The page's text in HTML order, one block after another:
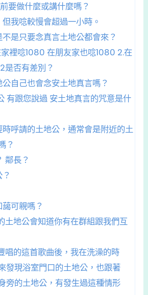
要做什麼或講什麼嗎？
我唸較慢會超過一小時。
是只要念真言土地公都會來？
家裡唸1080 在朋友家也唸1080 2.在
是否有差別？
自己也會念安土地真言嗎？
有跟您說過 安土地真言的咒意是什
呼請的土地公，通常會是附近的土
？
鄰長？
可親嗎？
土地公會知道你有在群組跟我們互
唱的這首歌曲後，我在洗澡的時
發現浴室門口的土地公，也跟著
旁的土地公，有發生過這種情形